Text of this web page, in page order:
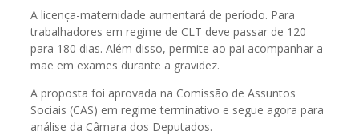
A licença-maternidade aumentará de período. Para
trabalhadores em regime de CLT deve passar de 120
para 180 dias. Além disso, permite ao pai acompanhar a
mãe em exames durante a gravidez.
A proposta foi aprovada na Comissão de Assuntos
Sociais (CAS) em regime terminativo e segue agora para
análise da Câmara dos Deputados.